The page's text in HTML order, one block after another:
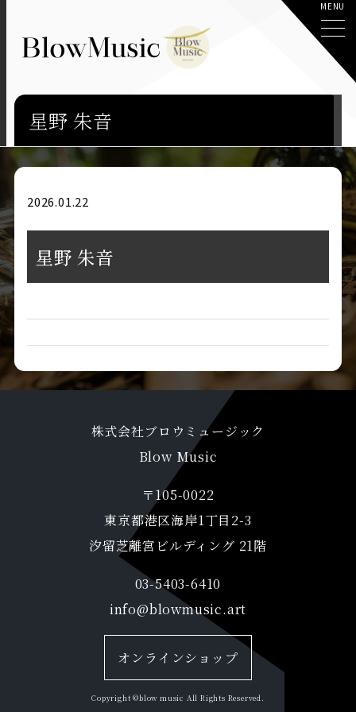
星野 朱音
2026.01.22
星野 朱音
株式会社ブロウミュージック
​Blow Music
〒105-0022
東京都港区海岸1丁目2-3
汐留芝離宮ビルディング 21階
03-5403-6410
info@blowmusic.art
オンラインショップ
Copyright ©blow music All Rights Reserved.